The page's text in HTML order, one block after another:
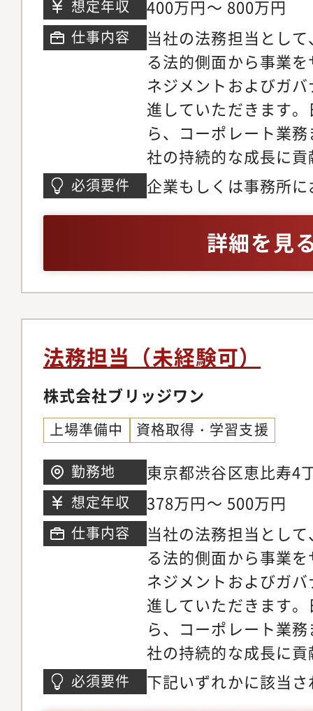
す。また、全社行事
生、備品管理などの
務フローの整備や標
ただきます。今後の
的な運用を減らし、
つくることを期待し
域の業務改善・マネ
おける業務フローの
日々の実務を安定運
準備や上場後を見据
優先順位をつけなが
せします。
程等の整備・管理 ・
ムの構築と運用
想定年収 400万円～ 800万円
仕事内容
当社の法務担当とし
る法的側面から事業
ネジメントおよびガ
進していただきます
ら、コーポレート業
社の持続的な成長に
ポジションです。具
ト各種契約書の作成
ト：売買契約、業務
（NDA）、利用規約
契約書の作成、内容
門からの相談対応。
渉における法的観点
産権管理・商標戦略
権などの知的財産権
管理。当社の事業戦
立案と実行サポート
防策検討：訴訟、紛
ける初期対応、弁護
たサポート。コンプ
社内規程整備、研修
と予防策の検討・実
報保護法など、関連
握し、社内体制への
務株主総会・取締役
役会、その他社内重
集通知作成、議事録
必須要件
企業もしくは事務所
詳細を見
法務担当（未経験可）
株式会社ブリッジワン
上場準備中 資格取得・学習支援
勤務地
東京都渋谷区恵比寿4
イスタワー 15階、21
想定年収 378万円～ 500万円
仕事内容
当社の法務担当とし
る法的側面から事業
ネジメントおよびガ
進していただきます
ら、コーポレート業
社の持続的な成長に
ポジションです。具
必須要件
下記いずれかに該当